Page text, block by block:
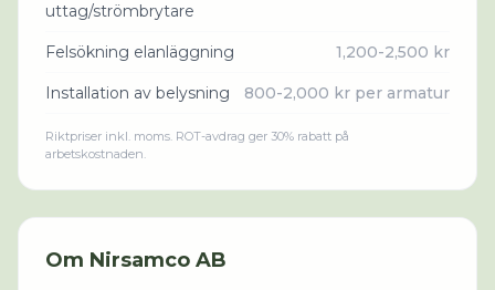
uttag/strömbrytare
Felsökning elanläggning 1,200-2,500 kr
Installation av belysning 800-2,000 kr per armatur
Riktpriser inkl. moms. ROT-avdrag ger 30% rabatt på
arbetskostnaden.
Om Nirsamco AB